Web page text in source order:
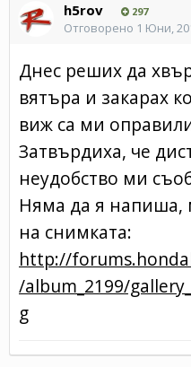
h5rov 297
Отговорено 1 Юни,
Днес реших да
вятъра и закарах
виж са ми
Затвърдиха, че
неудобство ми
Няма да я напиша,
на снимката:
http://
/album_2199/
g